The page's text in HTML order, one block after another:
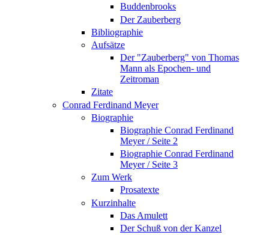
Buddenbrooks
Der Zauberberg
Bibliographie
Aufsätze
Der "Zauberberg" von Thomas
Mann als Epochen- und
Zeitroman
Zitate
Conrad Ferdinand Meyer
Biographie
Biographie Conrad Ferdinand
Meyer / Seite 2
Biographie Conrad Ferdinand
Meyer / Seite 3
Zum Werk
Prosatexte
Kurzinhalte
Das Amulett
Der Schuß von der Kanzel